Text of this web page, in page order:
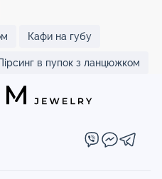
Кафи на губу
в пупок з ланцюжком